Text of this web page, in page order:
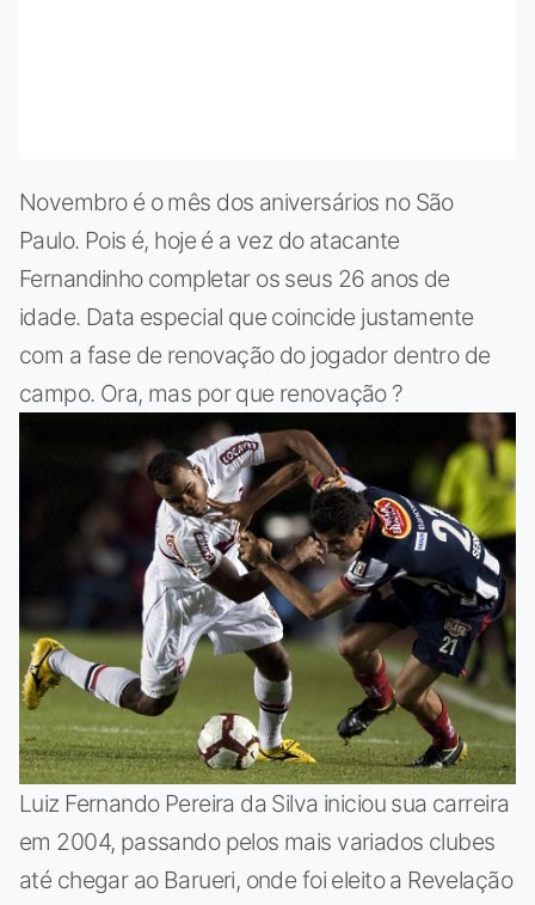
Novembro é o mês dos aniversários no São
Paulo. Pois é, hoje é a vez do atacante
Fernandinho completar os seus 26 anos de
idade. Data especial que coincide justamente
com a fase de renovação do jogador dentro de
campo. Ora, mas por que renovação ?
Luiz Fernando Pereira da Silva iniciou sua carreira
em 2004, passando pelos mais variados clubes
até chegar ao Barueri, onde foi eleito a Revelação